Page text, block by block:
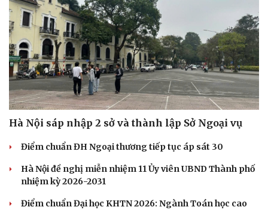
Du lịch
Tư vấn
Săn Tour
check-in
Podcast
Câu chuyện thời sự
Đọc truyện đêm khuya
Cửa sổ tình yêu
Kể chuyện cho bé
Hạt giống tâm hồn
Hà Nội sáp nhập 2 sở và thành lập Sở Ngoại vụ
Điểm chuẩn ĐH Ngoại thương tiếp tục áp sát 30
Hà Nội đề nghị miễn nhiệm 11 Ủy viên UBND Thành phố
nhiệm kỳ 2026-2031
Điểm chuẩn Đại học KHTN 2026: Ngành Toán học cao